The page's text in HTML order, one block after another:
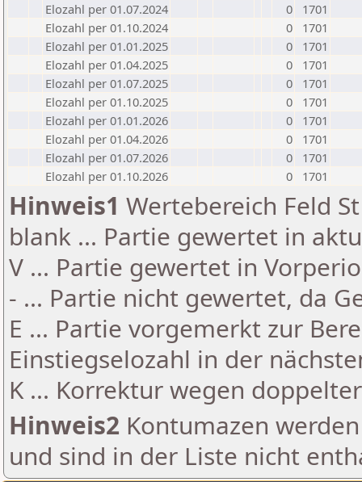
Elozahl per 01.07.2024
0
1701
Elozahl per 01.10.2024
0
1701
Elozahl per 01.01.2025
0
1701
Elozahl per 01.04.2025
0
1701
Elozahl per 01.07.2025
0
1701
Elozahl per 01.10.2025
0
1701
Elozahl per 01.01.2026
0
1701
Elozahl per 01.04.2026
0
1701
Elozahl per 01.07.2026
0
1701
Elozahl per 01.10.2026
0 1701
Hinweis1 Wertebereich Feld
blank ... Partie gewertet in
V ... Partie gewertet in
- ... Partie nicht gewertet, da
E ... Partie vorgemerkt zur
Einstiegselozahl in der
K ... Korrektur wegen
Hinweis2 Kontumazen
und sind in der Liste nicht